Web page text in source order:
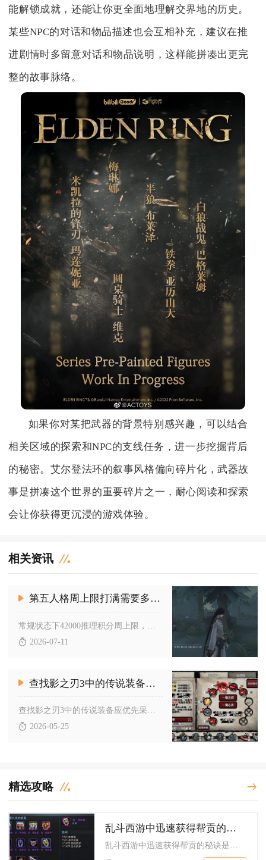
能解锁成就，还能让你更全面地理解交界地的历史。
某些NPC的对话和物品描述也会互相补充，建议在推
进剧情时多留意对话和物品说明，这样能拼凑出更完
整的故事脉络。
如果你对某把武器的背景特别感兴趣，可以结合
相关区域的探索和NPC的支线任务，进一步挖掘背后
的秘密。艾尔登法环的叙事风格偏向碎片化，武器故
事是拼凑这个世界的重要碎片之一，耐心阅读和探索
会让你获得更沉浸的游戏体验。
相关资讯
第五人格周上限打满需要多长时间
2026-07-11
查找影之刃3中的传说装备应该使用何种分解方式
查找影之刃3中的传说装备应优先采用背包直接分解与铁匠铺回收相...
2026-05-25
精选攻略
乱斗西游中迅速获得帮贡的秘诀是什么